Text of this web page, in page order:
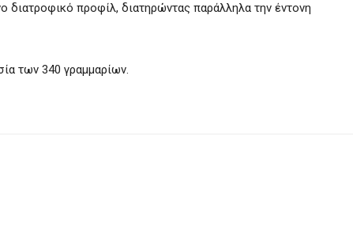
διατροφικό προφίλ, διατηρώντας παράλληλα την έντονη
των 340 γραμμαρίων.